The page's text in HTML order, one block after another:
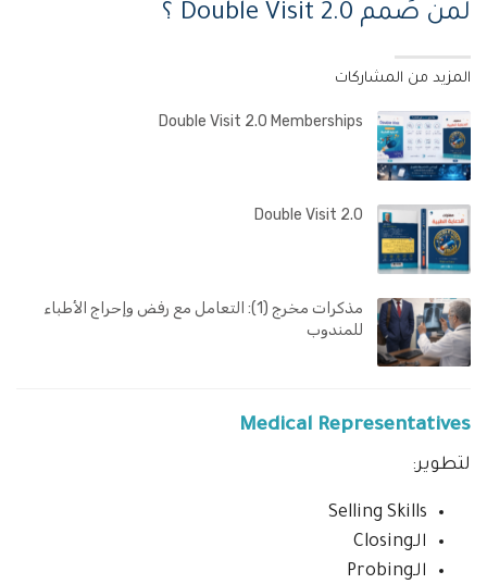
لمن صُمم Double Visit 2.0 ؟
المزيد من المشاركات
Double Visit 2.0 Memberships
Double Visit 2.0
مذكرات مخرج (1): التعامل مع رفض وإحراج الأطباء
للمندوب
Medical Representatives
لتطوير:
Selling Skills
الـClosing
الـProbing